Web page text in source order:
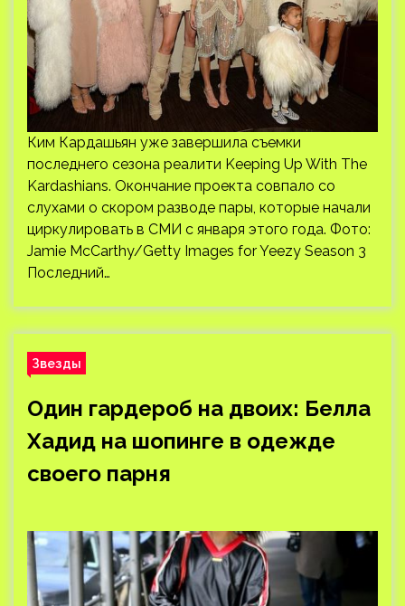
Ким Кардашьян уже завершила съемки
последнего сезона реалити Keeping Up With The
Kardashians. Окончание проекта совпало со
слухами о скором разводе пары, которые начали
циркулировать в СМИ с января этого года. Фото:
Jamie McCarthy/Getty Images for Yeezy Season 3
Последний…
Звезды
Один гардероб на двоих: Белла
Хадид на шопинге в одежде
своего парня